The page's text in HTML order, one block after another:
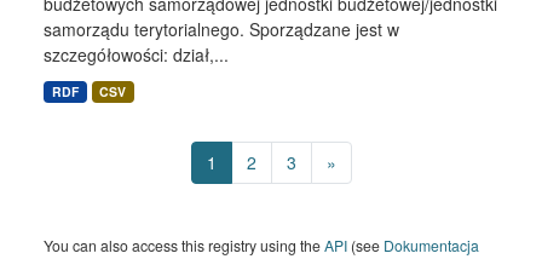
samorządu terytorialnego. Sporządzane jest w
szczegółowości: dział,...
RDF CSV
1 2 3 »
You can also access this registry using theAPI (see Dokumentacja